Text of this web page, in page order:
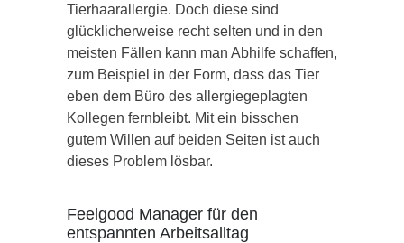
Tierhaarallergie. Doch diese sind
glücklicherweise recht selten und in den
meisten Fällen kann man Abhilfe schaffen,
zum Beispiel in der Form, dass das Tier
eben dem Büro des allergiegeplagten
Kollegen fernbleibt. Mit ein bisschen
gutem Willen auf beiden Seiten ist auch
dieses Problem lösbar.
Feelgood Manager für den
entspannten Arbeitsalltag